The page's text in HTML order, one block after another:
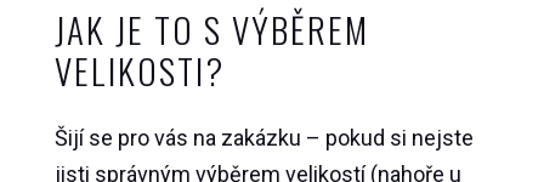
JAK JE TO S VÝBĚREM
VELIKOSTI?
Šijí se pro vás na zakázku – pokud si nejste
jisti správným výběrem velikostí (nahoře u